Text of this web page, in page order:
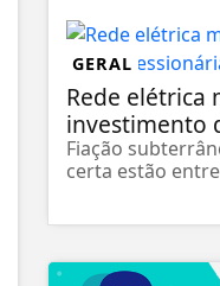
GERAL
Rede elétrica
investimento
Fiação
certa estão